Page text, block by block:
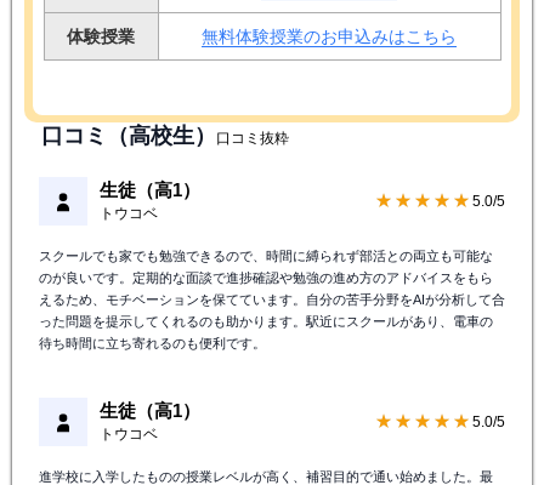
体験授業 無料体験授業のお申込みはこちら
口コミ（高校生） 口コミ抜粋
生徒（高1）
トウコベ
★★★★★ 5.0/5
スクールでも家でも勉強できるので、時間に縛られず部活との両立も可能な
のが良いです。定期的な面談で進捗確認や勉強の進め方のアドバイスをもら
えるため、モチベーションを保てています。自分の苦手分野をAIが分析して合
った問題を提示してくれるのも助かります。駅近にスクールがあり、電車の
待ち時間に立ち寄れるのも便利です。
生徒（高1）
トウコベ
★★★★★ 5.0/5
進学校に入学したものの授業レベルが高く、補習目的で通い始めました。最